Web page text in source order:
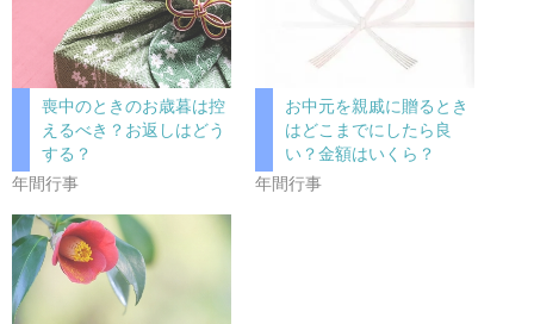
喪中のときのお歳暮は控
えるべき？お返しはどう
する？
年間行事
お中元を親戚に贈るとき
はどこまでにしたら良
い？金額はいくら？
年間行事